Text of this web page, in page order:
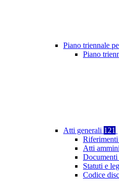
Piano triennale
Piano
Atti generali 121
Riferimenti
Atti
Documenti
Statuti e
Codice